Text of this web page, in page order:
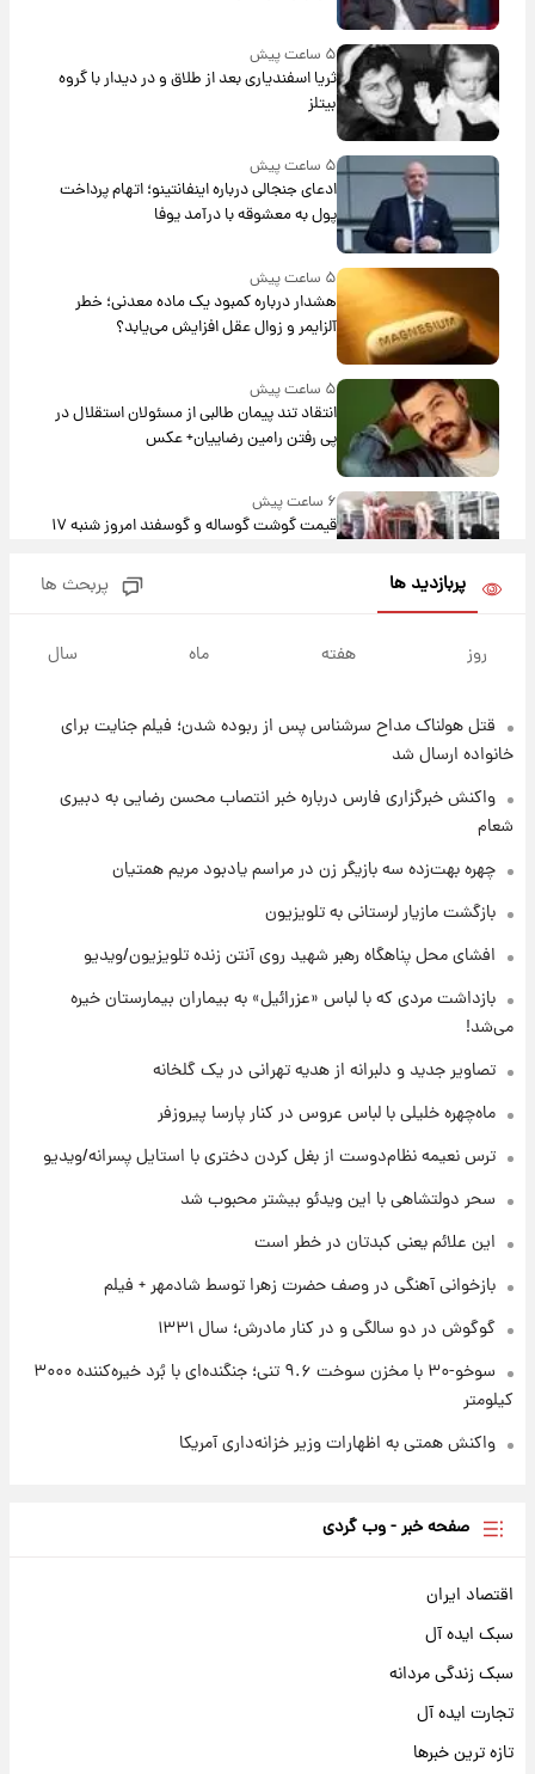
۵ ساعت پیش
ثریا اسفندیاری بعد از طلاق و در دیدار با گروه
بیتلز
۵ ساعت پیش
ادعای جنجالی درباره اینفانتینو؛ اتهام پرداخت
پول به معشوقه با درآمد یوفا
۵ ساعت پیش
هشدار درباره کمبود یک ماده معدنی؛ خطر
آلزایمر و زوال عقل افزایش می‌یابد؟
۵ ساعت پیش
انتقاد تند پیمان طالبی از مسئولان استقلال در
پی رفتن رامین رضاییان+ عکس
۶ ساعت پیش
قیمت گوشت گوساله و گوسفند امروز شنبه ۱۷
شوید+ فیلم
۷ ساعت پیش
قیمت محصولات ایران‌خودرو و سایپا امروز شنبه
۱۷ مرداد ۱۴۰۵
۲۱ ساعت پیش
یک پیش ‌بینی مهم برای قیمت دلار، طلا و سکه
شنبه ۱۷ مرداد ۱۴۰۵
۲۱ ساعت پیش
بازیکن به درد نخور استقلال با مقصد اروپا این
تیم را ترک کرد!
تصاویر کمتر دیده‌شده از شهیدان حاجی‌زاده و
پربازدید ها پربحث ها
روز هفته ماه سال
قتل هولناک مداح سرشناس پس از ربوده شدن؛ فیلم جنایت برای
خانواده ارسال شد
واکنش خبرگزاری فارس درباره خبر انتصاب محسن رضایی به دبیری
شعام
چهره بهت‌زده سه بازیگر زن در مراسم یادبود مریم همتیان
بازگشت مازیار لرستانی به تلویزیون
افشای محل پناهگاه‌ رهبر شهید روی آنتن زنده تلویزیون/ویدیو
بازداشت مردی که با لباس «عزرائیل» به بیماران بیمارستان خیره
می‌شد!
تصاویر جدید و دلبرانه از هدیه تهرانی در یک گلخانه
ماه‌چهره خلیلی با لباس عروس در کنار پارسا پیروزفر
ترس نعیمه نظام‌دوست از بغل کردن دختری با استایل پسرانه/ویدیو
سحر دولتشاهی با این ویدئو بیشتر محبوب شد
این علائم یعنی کبدتان در خطر است
بازخوانی آهنگی در وصف حضرت زهرا توسط شادمهر + فیلم
گوگوش در دو سالگی و در کنار مادرش؛ سال ۱۳۳۱
سوخو-۳۰ با مخزن سوخت ۹.۶ تنی؛ جنگنده‌ای با بُرد خیره‌کننده ۳۰۰۰
کیلومتر
واکنش همتی به اظهارات وزیر خزانه‌داری آمریکا
صفحه خبر - وب گردی
اقتصاد ایران
سبک ایده آل
سبک زندگی مردانه
تجارت ایده آل
تازه ترین خبرها